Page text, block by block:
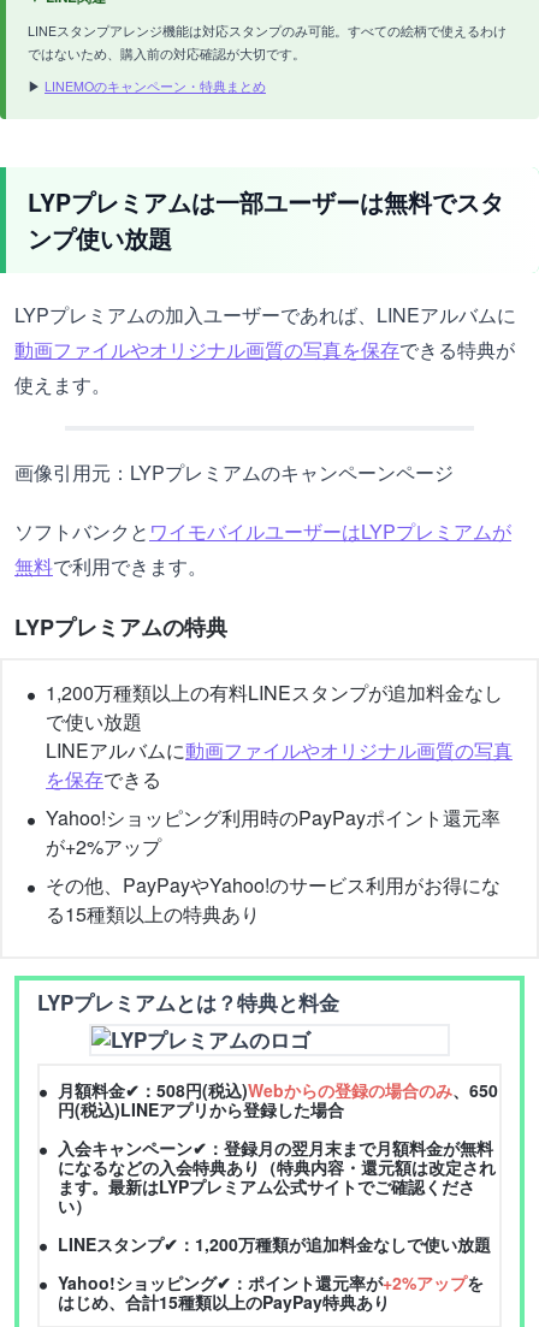
LINEスタンプアレンジ機能は対応スタンプのみ可能。すべての絵柄で使えるわけ
ではないため、購入前の対応確認が大切です。
▶ LINEMOのキャンペーン・特典まとめ
LYPプレミアムは一部ユーザーは無料でスタ
ンプ使い放題
LYPプレミアムの加入ユーザーであれば、LINEアルバムに
動画ファイルやオリジナル画質の写真を保存できる特典が
使えます。
画像引用元：LYPプレミアムのキャンペーンページ
ソフトバンクと ワイモバイルユーザーはLYPプレミアムが
無料で利用できます。
LYPプレミアムの特典
1,200万種類以上の有料LINEスタンプが追加料金なし
で使い放題
LINEアルバムに動画ファイルやオリジナル画質の写真
を保存できる
Yahoo!ショッピング利用時のPayPayポイント還元率
が+2%アップ
その他、PayPayやYahoo!のサービス利用がお得にな
る15種類以上の特典あり
LYPプレミアムとは？特典と料金
月額料金✔：508円(税込)Webからの登録の場合のみ、650
円(税込)LINEアプリから登録した場合
入会キャンペーン✔：登録月の翌月末まで月額料金が無料
になるなどの入会特典あり（特典内容・還元額は改定され
ます。最新はLYPプレミアム公式サイトでご確認くださ
い）
LINEスタンプ✔：1,200万種類が追加料金なしで使い放題
Yahoo!ショッピング✔：ポイント還元率が+2%アップを
はじめ、合計15種類以上のPayPay特典あり